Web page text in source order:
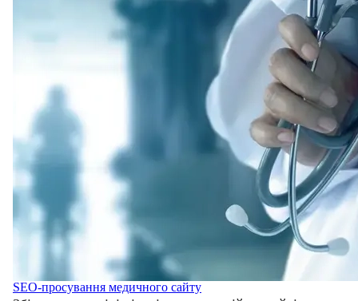
SEO-просування медичного сайту